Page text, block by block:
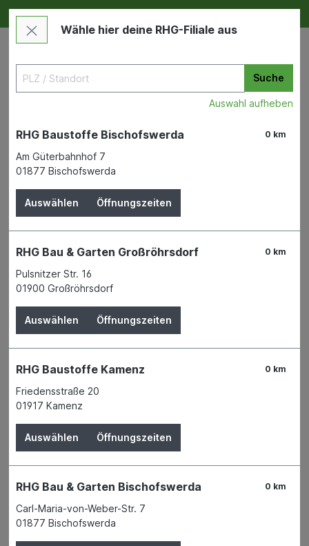
Deine RHG NEU ERLEBEN
KeraBase Rohr-Normallast DN
200 2,50m Steckmuffe L
STEINZEUG-KERAMO GMBH
Der Preis wird erst nach Wahl einer Filiale
angezeigt.
Wähle hier deine RHG-Filiale aus
Suche
Auswahl aufheben
0 km
RHG Baustoffe Bischofswerda
Am Güterbahnhof 7
01877 Bischofswerda
Auswählen Öffnungszeiten
0 km
RHG Bau & Garten Großröhrsdorf
Pulsnitzer Str. 16
01900 Großröhrsdorf
Auswählen Öffnungszeiten
0 km
RHG Baustoffe Kamenz
Friedensstraße 20
01917 Kamenz
Auswählen Öffnungszeiten
0 km
RHG Bau & Garten Bischofswerda
Carl-Maria-von-Weber-Str. 7
01877 Bischofswerda